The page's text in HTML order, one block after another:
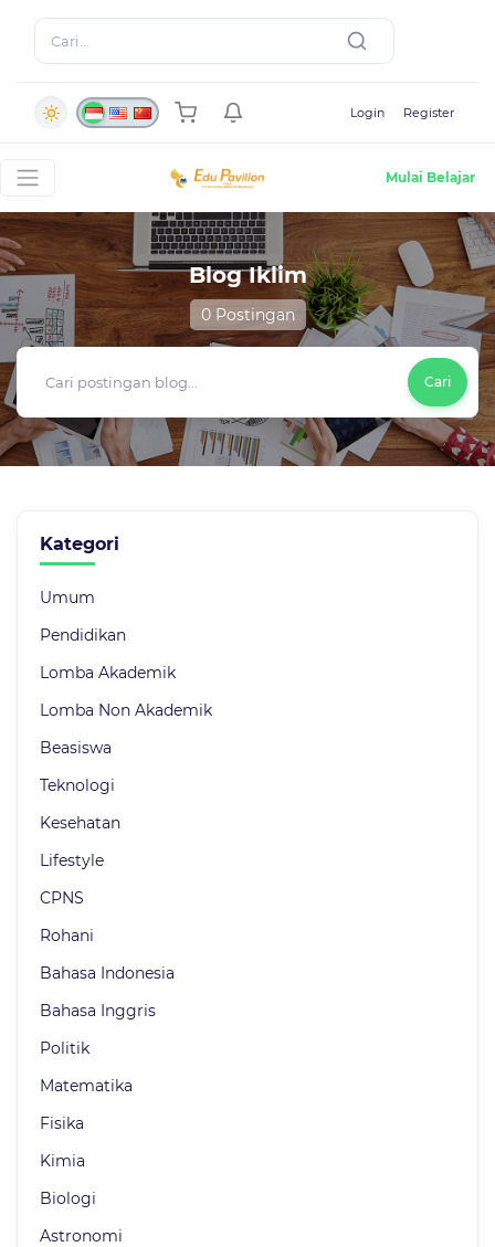
Login Register
Mulai Belajar
Blog Iklim
0 Postingan
Cari
Kategori
Umum
Pendidikan
Lomba Akademik
Lomba Non Akademik
Beasiswa
Teknologi
Kesehatan
Lifestyle
CPNS
Rohani
Bahasa Indonesia
Bahasa Inggris
Politik
Matematika
Fisika
Kimia
Biologi
Astronomi